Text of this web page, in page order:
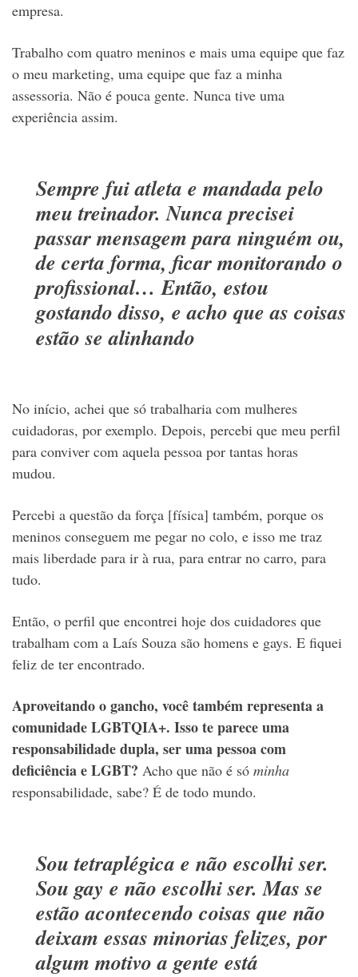
empresa.
Trabalho com quatro meninos e mais uma equipe que faz
o meu marketing, uma equipe que faz a minha
assessoria. Não é pouca gente. Nunca tive uma
experiência assim.
Sempre fui atleta e mandada pelo
meu treinador. Nunca precisei
passar mensagem para ninguém ou,
de certa forma, ficar monitorando o
profissional… Então, estou
gostando disso, e acho que as coisas
estão se alinhando
No início, achei que só trabalharia com mulheres
cuidadoras, por exemplo. Depois, percebi que meu perfil
para conviver com aquela pessoa por tantas horas
mudou.
Percebi a questão da força [física] também, porque os
meninos conseguem me pegar no colo, e isso me traz
mais liberdade para ir à rua, para entrar no carro, para
tudo.
Então, o perfil que encontrei hoje dos cuidadores que
trabalham com a Laís Souza são homens e gays. E fiquei
feliz de ter encontrado.
Aproveitando o gancho, você também representa a
comunidade LGBTQIA+. Isso te parece uma
responsabilidade dupla, ser uma pessoa com
deficiência e LGBT? Acho que não é só minha
responsabilidade, sabe? É de todo mundo.
Sou tetraplégica e não escolhi ser.
Sou gay e não escolhi ser. Mas se
estão acontecendo coisas que não
deixam essas minorias felizes, por
algum motivo a gente está